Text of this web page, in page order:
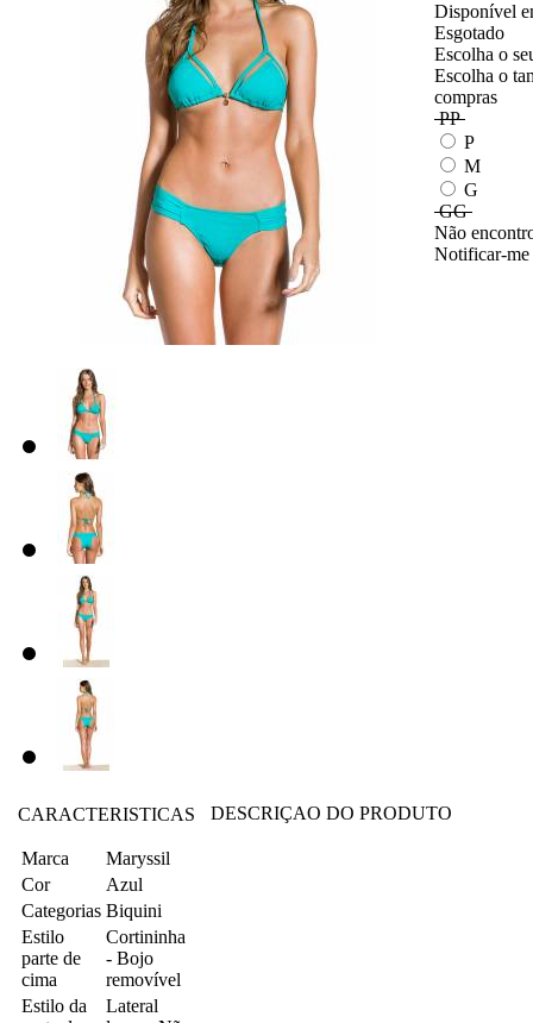
Disponível
Esgotado
Escolha o
Escolha o
compras
PP
P
M
G
GG
Não
Notificar-me
CARACTERISTICAS
Marca
Maryssil
Cor
Azul
Categorias Biquini
Estilo
parte de
cima
Cortininha
- Bojo
removível
Estilo da
Lateral
DESCRIÇAO DO PRODUTO